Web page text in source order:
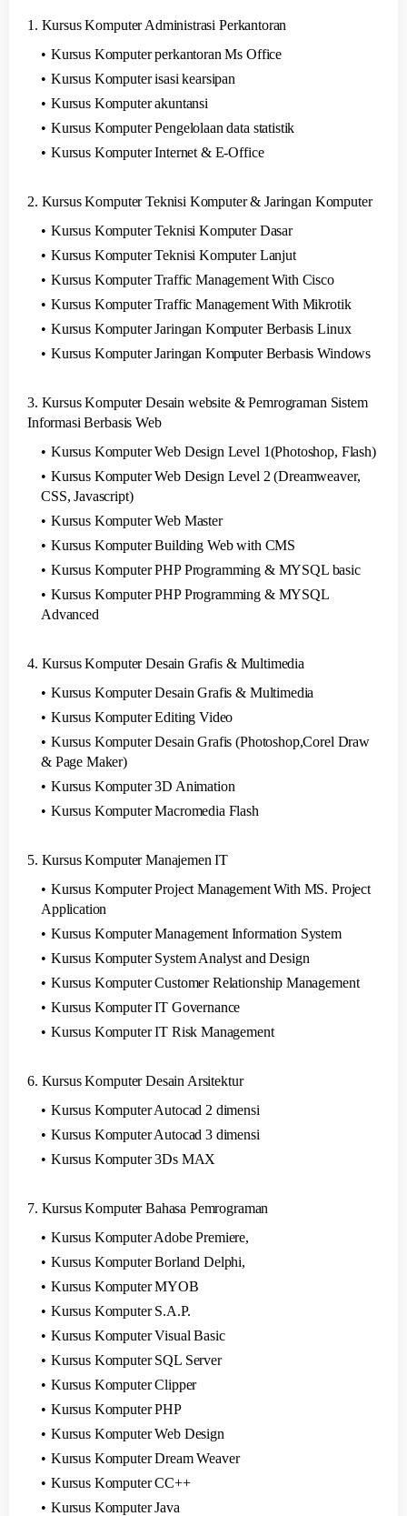
1. Kursus Komputer Administrasi Perkantoran
Kursus Komputer perkantoran Ms Office
Kursus Komputer isasi kearsipan
Kursus Komputer akuntansi
Kursus Komputer Pengelolaan data statistik
Kursus Komputer Internet & E-Office
2. Kursus Komputer Teknisi Komputer & Jaringan Komputer
Kursus Komputer Teknisi Komputer Dasar
Kursus Komputer Teknisi Komputer Lanjut
Kursus Komputer Traffic Management With Cisco
Kursus Komputer Traffic Management With Mikrotik
Kursus Komputer Jaringan Komputer Berbasis Linux
Kursus Komputer Jaringan Komputer Berbasis Windows
3. Kursus Komputer Desain website & Pemrograman Sistem
Informasi Berbasis Web
Kursus Komputer Web Design Level 1(Photoshop, Flash)
Kursus Komputer Web Design Level 2 (Dreamweaver,
CSS, Javascript)
Kursus Komputer Web Master
Kursus Komputer Building Web with CMS
Kursus Komputer PHP Programming & MYSQL basic
Kursus Komputer PHP Programming & MYSQL
Advanced
4. Kursus Komputer Desain Grafis & Multimedia
Kursus Komputer Desain Grafis & Multimedia
Kursus Komputer Editing Video
Kursus Komputer Desain Grafis (Photoshop,Corel Draw
& Page Maker)
Kursus Komputer 3D Animation
Kursus Komputer Macromedia Flash
5. Kursus Komputer Manajemen IT
Kursus Komputer Project Management With MS. Project
Application
Kursus Komputer Management Information System
Kursus Komputer System Analyst and Design
Kursus Komputer Customer Relationship Management
Kursus Komputer IT Governance
Kursus Komputer IT Risk Management
6. Kursus Komputer Desain Arsitektur
Kursus Komputer Autocad 2 dimensi
Kursus Komputer Autocad 3 dimensi
Kursus Komputer 3Ds MAX
7. Kursus Komputer Bahasa Pemrograman
Kursus Komputer Adobe Premiere,
Kursus Komputer Borland Delphi,
Kursus Komputer MYOB
Kursus Komputer S.A.P.
Kursus Komputer Visual Basic
Kursus Komputer SQL Server
Kursus Komputer Clipper
Kursus Komputer PHP
Kursus Komputer Web Design
Kursus Komputer Dream Weaver
Kursus Komputer CC++
Kursus Komputer Java